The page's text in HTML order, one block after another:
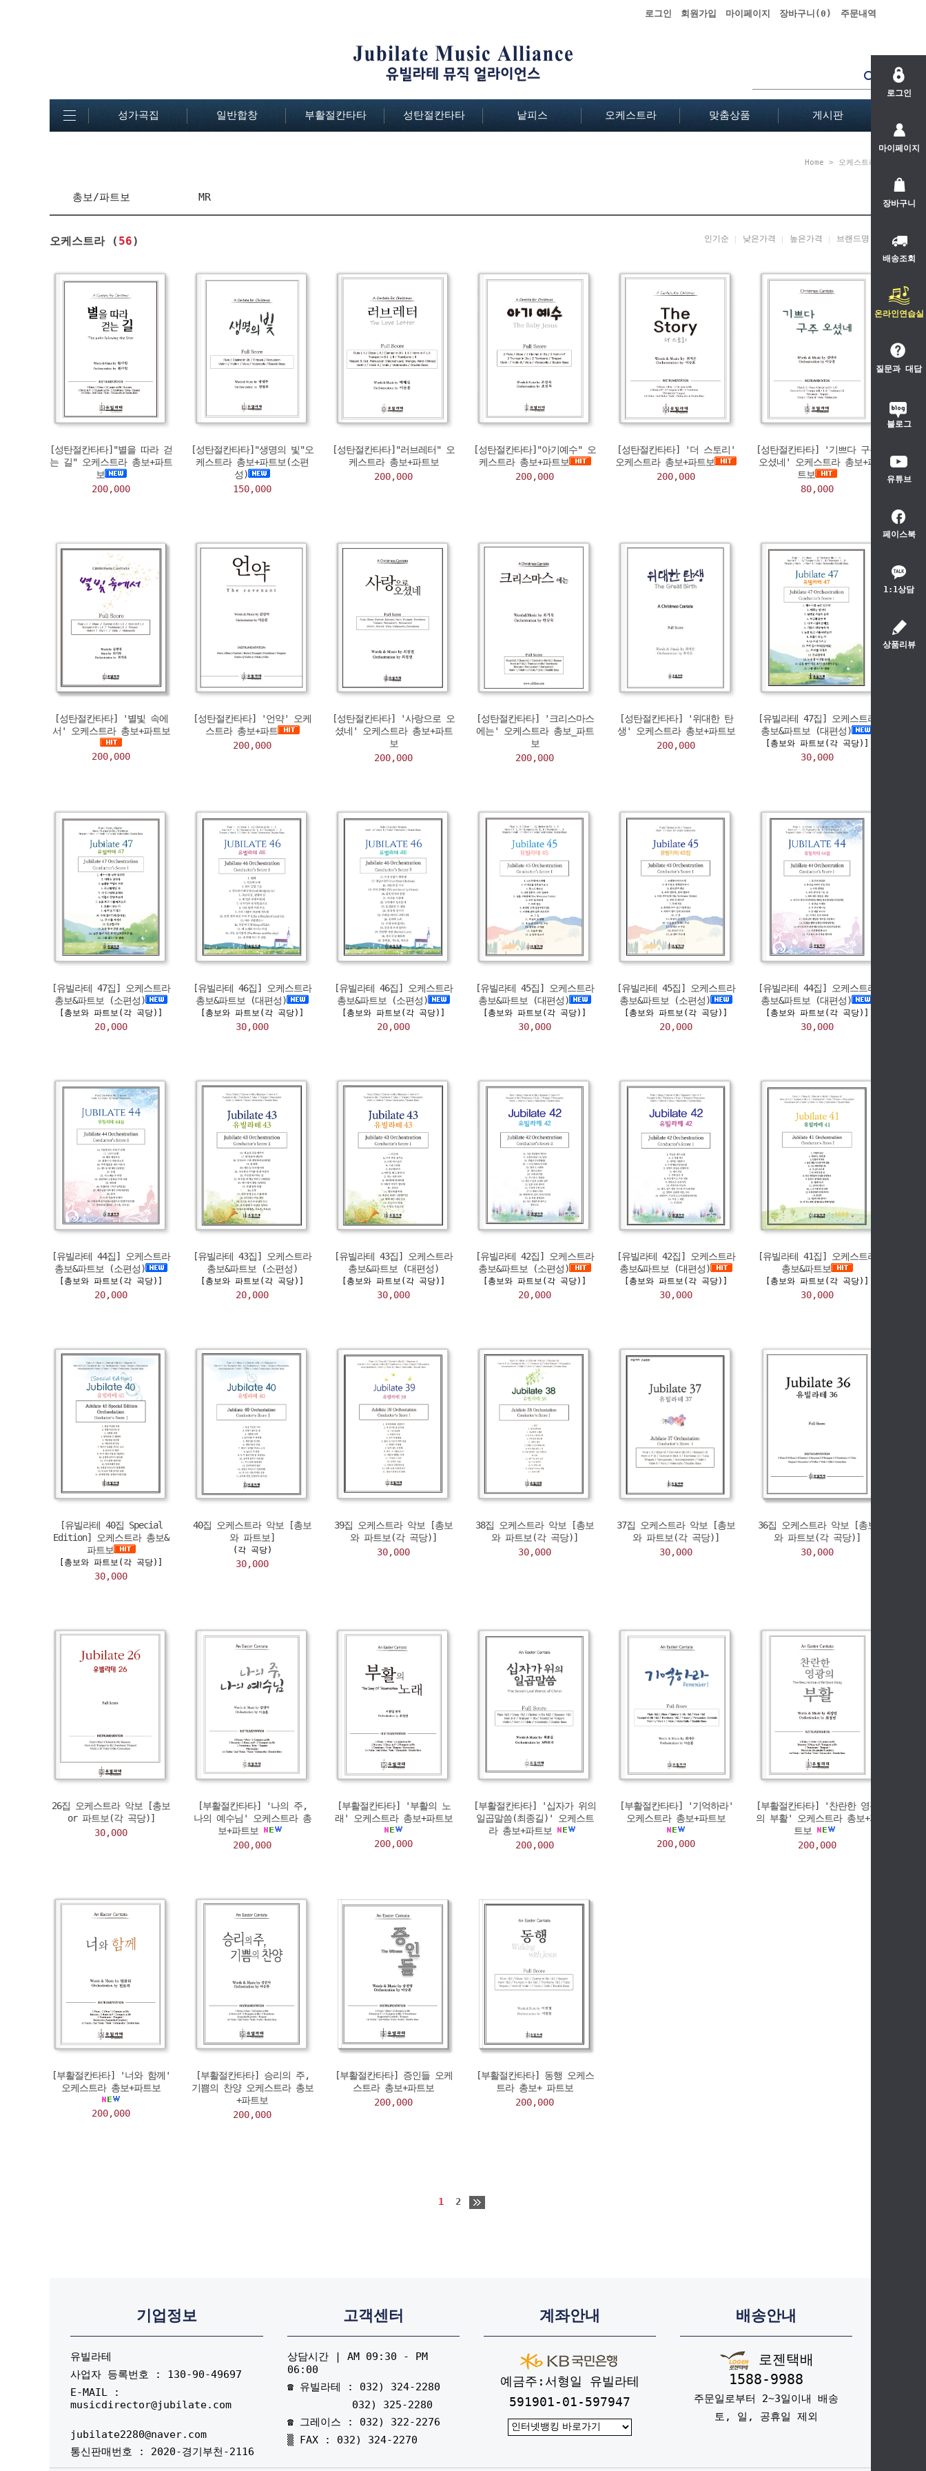
로그인
마이페이지
장바구니
배송조회
온라인연습실
질문과 대답
블로그
유튜브
페이스북
1:1상담
상품리뷰
로그인 회원가입 마이페이지 장바구니(0 ) 주문내역
성가곡집 일반합창 부활절칸타타 성탄절칸타타 낱피스 오케스트라 맞춤상품 게시판
Home > 오케스트라
총보/파트보 MR
오케스트라 ( 56) 인기순 낮은가격 높은가격 브랜드명
[성탄절칸타타]"별을 따라 걷
는 길" 오케스트라 총보+파트
보
200,000
[성탄절칸타타]"생명의 빛"오
케스트라 총보+파트보(소편
성)
150,000
[성탄절칸타타]"러브레터" 오
케스트라 총보+파트보
200,000
[성탄절칸타타]"아기예수" 오
케스트라 총보+파트보
200,000
[성탄절칸타타] '더 스토리'
오케스트라 총보+파트보
200,000
[성탄절칸타타] '기쁘다 구주
오셨네' 오케스트라 총보+파
트보
80,000
[성탄절칸타타] '별빛 속에
서' 오케스트라 총보+파트보
200,000
[성탄절칸타타] '언약' 오케
스트라 총보+파트
200,000
[성탄절칸타타] '사랑으로 오
셨네' 오케스트라 총보+파트
보
200,000
[성탄절칸타타] '크리스마스
에는' 오케스트라 총보_파트
보
200,000
[성탄절칸타타] '위대한 탄
생' 오케스트라 총보+파트보
200,000
[유빌라테 47집] 오케스트라
총보&파트보 (대편성)
[총보와 파트보(각 곡당)]
30,000
[유빌라테 47집] 오케스트라
총보&파트보 (소편성)
[총보와 파트보(각 곡당)]
20,000
[유빌라테 46집] 오케스트라
총보&파트보 (대편성)
[총보와 파트보(각 곡당)]
30,000
[유빌라테 46집] 오케스트라
총보&파트보 (소편성)
[총보와 파트보(각 곡당)]
20,000
[유빌라테 45집] 오케스트라
총보&파트보 (대편성)
[총보와 파트보(각 곡당)]
30,000
[유빌라테 45집] 오케스트라
총보&파트보 (소편성)
[총보와 파트보(각 곡당)]
20,000
[유빌라테 44집] 오케스트라
총보&파트보 (대편성)
[총보와 파트보(각 곡당)]
30,000
[유빌라테 44집] 오케스트라
총보&파트보 (소편성)
[총보와 파트보(각 곡당)]
20,000
[유빌라테 43집] 오케스트라
총보&파트보 (소편성)
[총보와 파트보(각 곡당)]
20,000
[유빌라테 43집] 오케스트라
총보&파트보 (대편성)
[총보와 파트보(각 곡당)]
30,000
[유빌라테 42집] 오케스트라
총보&파트보 (소편성)
[총보와 파트보(각 곡당)]
20,000
[유빌라테 42집] 오케스트라
총보&파트보 (대편성)
[총보와 파트보(각 곡당)]
30,000
[유빌라테 41집] 오케스트라
총보&파트보
[총보와 파트보(각 곡당)]
30,000
[유빌라테 40집 Special
Edition] 오케스트라 총보&
파트보
[총보와 파트보(각 곡당)]
30,000
40집 오케스트라 악보 [총보
와 파트보]
(각 곡당)
30,000
39집 오케스트라 악보 [총보
와 파트보(각 곡당)]
30,000
38집 오케스트라 악보 [총보
와 파트보(각 곡당)]
30,000
37집 오케스트라 악보 [총보
와 파트보(각 곡당)]
30,000
36집 오케스트라 악보 [총보
와 파트보(각 곡당)]
30,000
26집 오케스트라 악보 [총보
or 파트보(각 곡당)]
30,000
[부활절칸타타] '나의 주,
나의 예수님' 오케스트라 총
보+파트보
200,000
[부활절칸타타] '부활의 노
래' 오케스트라 총보+파트보
200,000
[부활절칸타타] '십자가 위의
일곱말씀(최종길)' 오케스트
라 총보+파트보
200,000
[부활절칸타타] '기억하라'
오케스트라 총보+파트보
200,000
[부활절칸타타] '찬란한 영광
의 부활' 오케스트라 총보+파
트보
200,000
[부활절칸타타] '너와 함께'
오케스트라 총보+파트보
200,000
[부활절칸타타] 승리의 주,
기쁨의 찬양 오케스트라 총보
+파트보
200,000
[부활절칸타타] 증인들 오케
스트라 총보+파트보
200,000
[부활절칸타타] 동행 오케스
트라 총보+ 파트보
200,000
1 2
기업정보
유빌라테
사업자 등록번호 : 130-90-49697
E-MAIL :
musicdirector@jubilate.com
jubilate2280@naver.com
통신판매번호 : 2020-경기부천-2116
고객센터
상담시간 | AM 09:30 - PM
06:00
☎ 유빌라테 : 032) 324-2280
032) 325-2280
☎ 그레이스 : 032) 322-2276
▒ FAX : 032) 324-2270
계좌안내
예금주:서형일 유빌라테
591901-01-597947
배송안내
로젠택배
1588-9988
주문일로부터 2~3일이내 배송
토, 일, 공휴일 제외